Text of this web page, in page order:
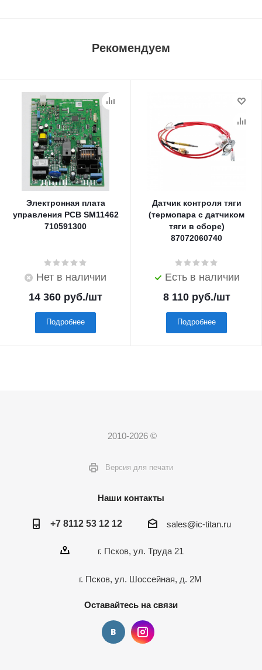
Рекомендуем
Электронная плата
управления PCB SM11462
710591300
Нет в наличии
14 360 руб./шт
Подробнее
Датчик контроля тяги
(термопара с датчиком
тяги в сборе)
87072060740
Есть в наличии
8 110руб./шт
Подробнее
2010-2026 ©
Версия для печати
Наши контакты
+7 8112 53 12 12 sales@ic-titan.ru
г. Псков, ул. Труда 21
г. Псков, ул. Шоссейная, д. 2М
Оставайтесь на связи